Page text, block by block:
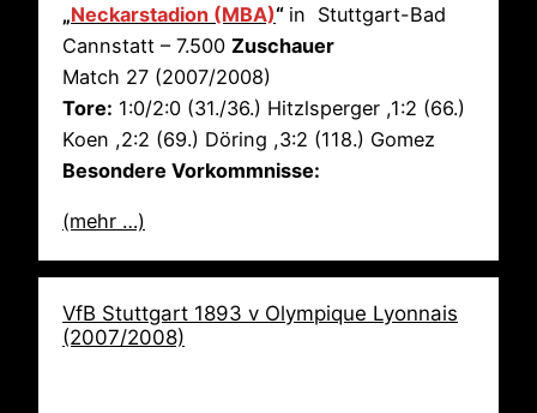
„Neckarstadion (MBA)“ in Stuttgart-Bad
Cannstatt – 7.500 Zuschauer
Match 27 (2007/2008)
Tore: 1:0/2:0 (31./36.) Hitzlsperger ,1:2 (66.)
Koen ,2:2 (69.) Döring ,3:2 (118.) Gomez
Besondere Vorkommnisse:
(mehr …)
VfB Stuttgart 1893 v Olympique Lyonnais
(2007/2008)